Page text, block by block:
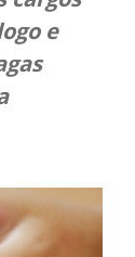
e